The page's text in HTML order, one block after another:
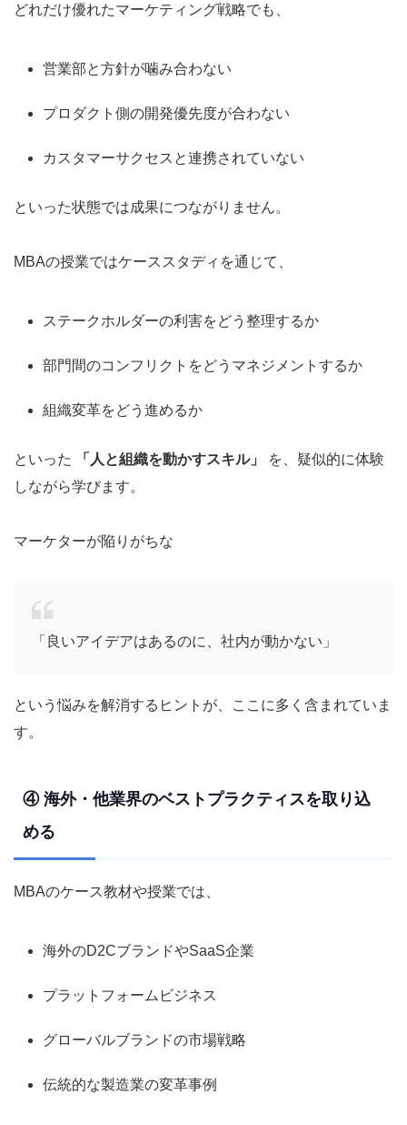
どれだけ優れたマーケティング戦略でも、
営業部と方針が噛み合わない
プロダクト側の開発優先度が合わない
カスタマーサクセスと連携されていない
といった状態では成果につながりません。
MBAの授業ではケーススタディを通じて、
ステークホルダーの利害をどう整理するか
部門間のコンフリクトをどうマネジメントするか
組織変革をどう進めるか
といった 「人と組織を動かすスキル」
を、疑似的に体験
しながら学びます。
マーケターが陥りがちな
「良いアイデアはあるのに、社内が動かない」
という悩みを解消するヒントが、ここに多く含まれていま
す。
④ 海外・他業界のベストプラクティスを取り込
める
MBAのケース教材や授業では、
海外のD2CブランドやSaaS企業
プラットフォームビジネス
グローバルブランドの市場戦略
伝統的な製造業の変革事例